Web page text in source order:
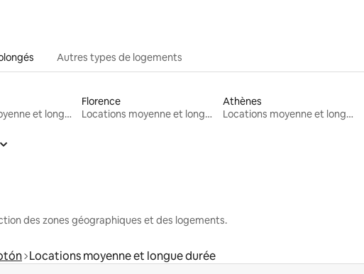
Autres types de logements
Locations moyenne et longue durée
Florence
Locations moyenne et longue durée
Athènes
Locations moyenne et longue durée
des zones géographiques et des logements.
Locations moyenne et longue durée